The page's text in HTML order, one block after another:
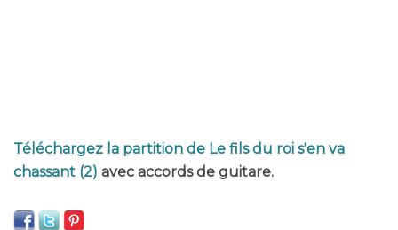
Téléchargez la partition de Le fils du roi s'en va
chassant (2) avec accords de guitare.